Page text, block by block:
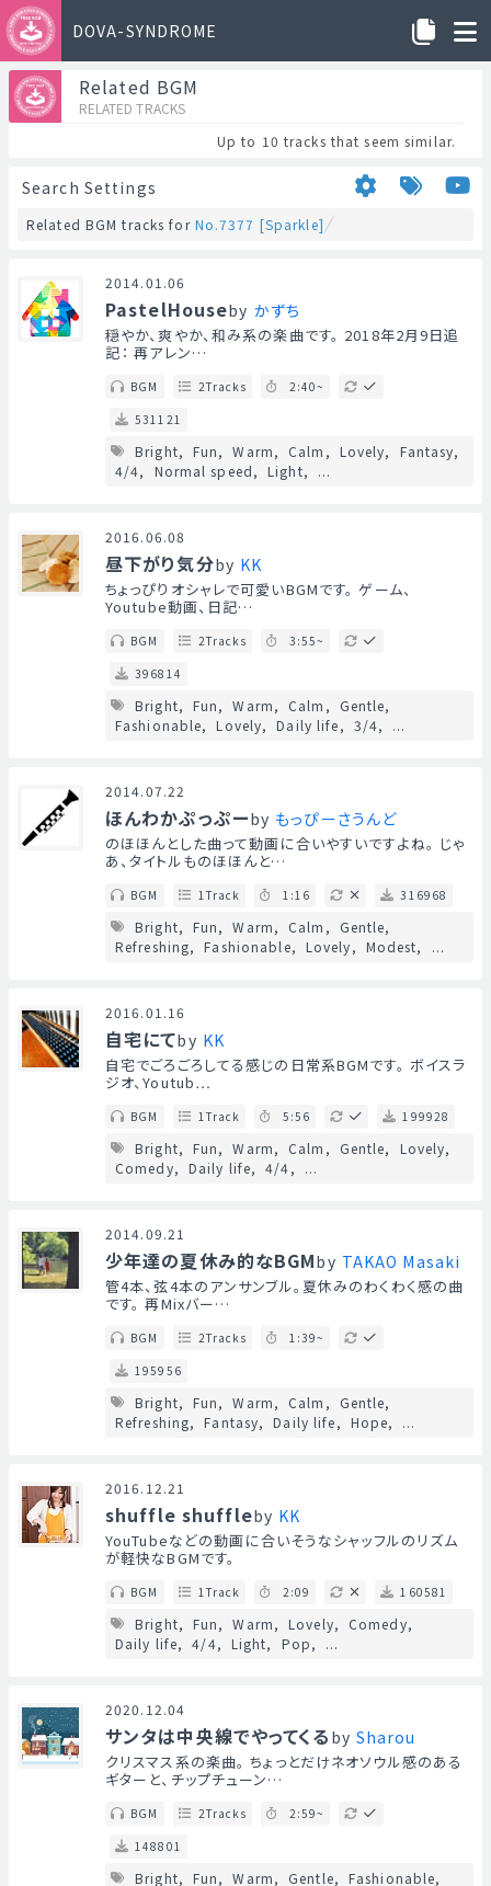
DOVA-SYNDROME
Related BGM
RELATED TRACKS
Up to 10 tracks that seem similar.
Search Settings
Related BGM tracks for No.7377 [Sparkle]
2014.01.06
PastelHouseby かずち
穏やか、爽やか、和み系の楽曲です。 2018年2月9日追
記： 再アレン…
BGM 2Tracks
2:40~
531121
Bright Fun Warm Calm Lovely
Fantasy
4/4
Normal speed Light ...
2016.06.08
昼下がり気分by KK
ちょっぴりオシャレで可愛いBGMです。 ゲーム、
Youtube動画、日記…
BGM 2Tracks
3:55~
396814
Bright Fun Warm Calm
Gentle
Fashionable
Lovely Daily life 3/4 ...
2014.07.22
ほんわかぷっぷーby もっぴーさうんど
のほほんとした曲って動画に合いやすいですよね。 じゃ
あ、タイトルものほほんと…
BGM 1Track 1:16 316968
Bright Fun Warm Calm
Gentle
Refreshing
Fashionable Lovely Modest ...
2016.01.16
自宅にてby KK
自宅でごろごろしてる感じの日常系BGMです。 ボイスラ
ジオ、Youtub…
BGM 1Track 5:56 199928
Bright Fun Warm Calm Gentle
Lovely
Comedy
Daily life 4/4 ...
2014.09.21
少年達の夏休み的なBGMby TAKAO Masaki
管4本、弦4本のアンサンブル。夏休みのわくわく感の曲
です。 再Mixバー…
BGM 2Tracks
1:39~
195956
Bright Fun Warm Calm
Gentle
Refreshing
Fantasy Daily life Hope ...
2016.12.21
shuffle shuffleby KK
YouTubeなどの動画に合いそうなシャッフルのリズム
が軽快なBGMです。
BGM 1Track 2:09 160581
Bright Fun Warm Lovely
Comedy
Daily life
4/4 Light Pop ...
2020.12.04
サンタは中央線でやってくる by Sharou
クリスマス系の楽曲。 ちょっとだけネオソウル感のある
ギターと、チップチューン…
BGM 2Tracks
2:59~
148801
Bright Fun Warm Gentle
Fashionable